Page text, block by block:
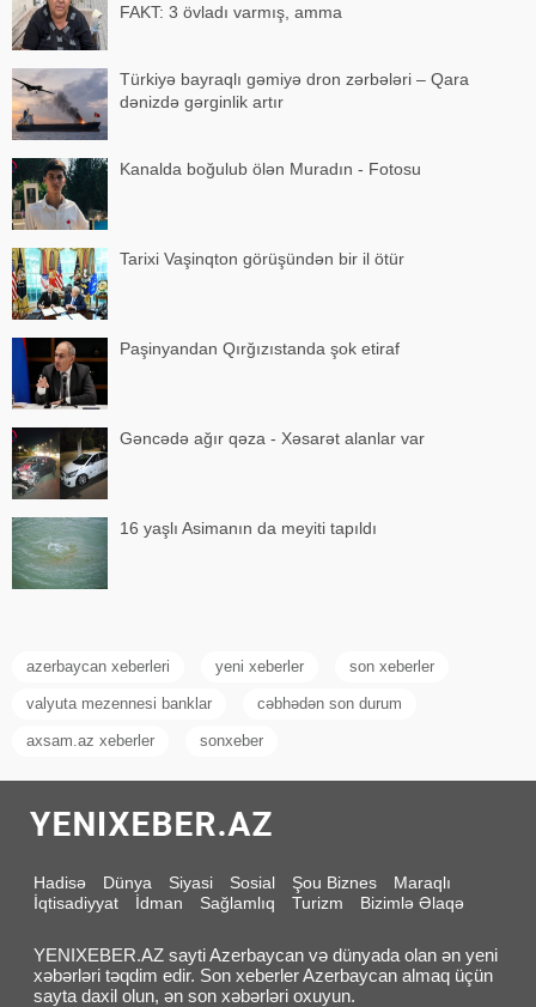
FAKT: 3 övladı varmış, amma
Türkiyə bayraqlı gəmiyə dron zərbələri – Qara
dənizdə gərginlik artır
Kanalda boğulub ölən Muradın - Fotosu
Tarixi Vaşinqton görüşündən bir il ötür
Paşinyandan Qırğızıstanda şok etiraf
Gəncədə ağır qəza - Xəsarət alanlar var
16 yaşlı Asimanın da meyiti tapıldı
azerbaycan xeberleri yeni xeberler son xeberler
valyuta mezennesi banklar cəbhədən son durum
axsam.az xeberler sonxeber
Hadisə Dünya Siyasi Sosial Şou Biznes
Maraqlı
İqtisadiyyat
İdman Sağlamlıq Turizm Bizimlə Əlaqə
YENIXEBER.AZ sayti Azerbaycan və dünyada olan ən yeni
xəbərləri təqdim edir. Son xeberler Azerbaycan almaq üçün
sayta daxil olun, ən son xəbərləri oxuyun.